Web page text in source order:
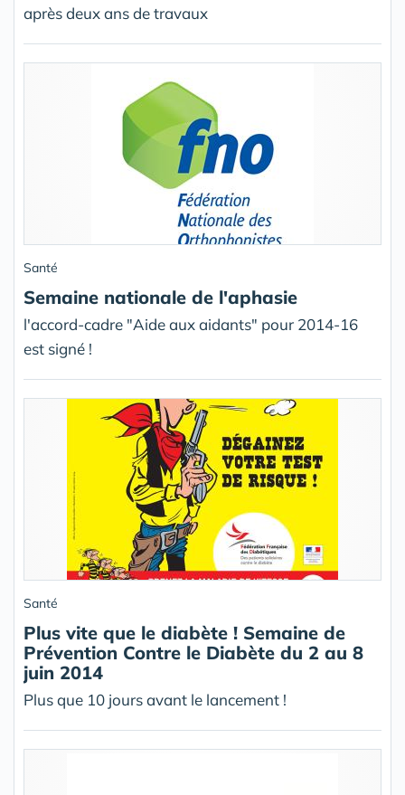
après deux ans de travaux
Santé
Semaine nationale de l'aphasie
l'accord-cadre "Aide aux aidants" pour 2014-16
est signé !
Santé
Plus vite que le diabète ! Semaine de
Prévention Contre le Diabète du 2 au 8
juin 2014
Plus que 10 jours avant le lancement !